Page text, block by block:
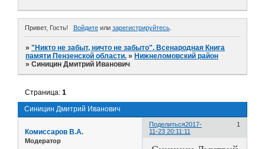
Привет, Гость! Войдитеили зарегистрируйтесь.
»"Никто не забыт, ничто не забыто". Всенародная Книга
памяти Пензенской области. » Нижнеломовский район
»Синицин Дмитрий Иванович
Синицин Дмитрий Иванович
Страница:1
Поделиться 1
2017-
11-23 20:11:11
Комиссаров В.А.
Модератор